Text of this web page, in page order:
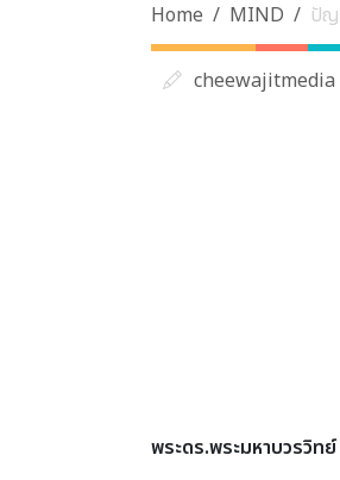
Home MIND ปัญ
cheewajitmedia
พระดร.พระมหาบวรวิท